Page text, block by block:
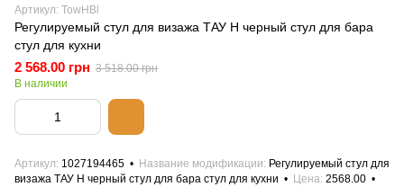
Артикул: TowHBl
Регулируемый стул для визажа ТАУ Н черный стул для бара
стул для кухни
2 568.00 грн 3 518.00 грн
В наличии
Артикул 1027194465 Название модификации
Регулируемый стул для
визажа ТАУ Н черный стул для бара стул для кухни
Цена 2568.00